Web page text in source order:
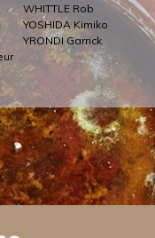
WHITTLE Rob
YOSHIDA Kimiko
YRONDI Garrick